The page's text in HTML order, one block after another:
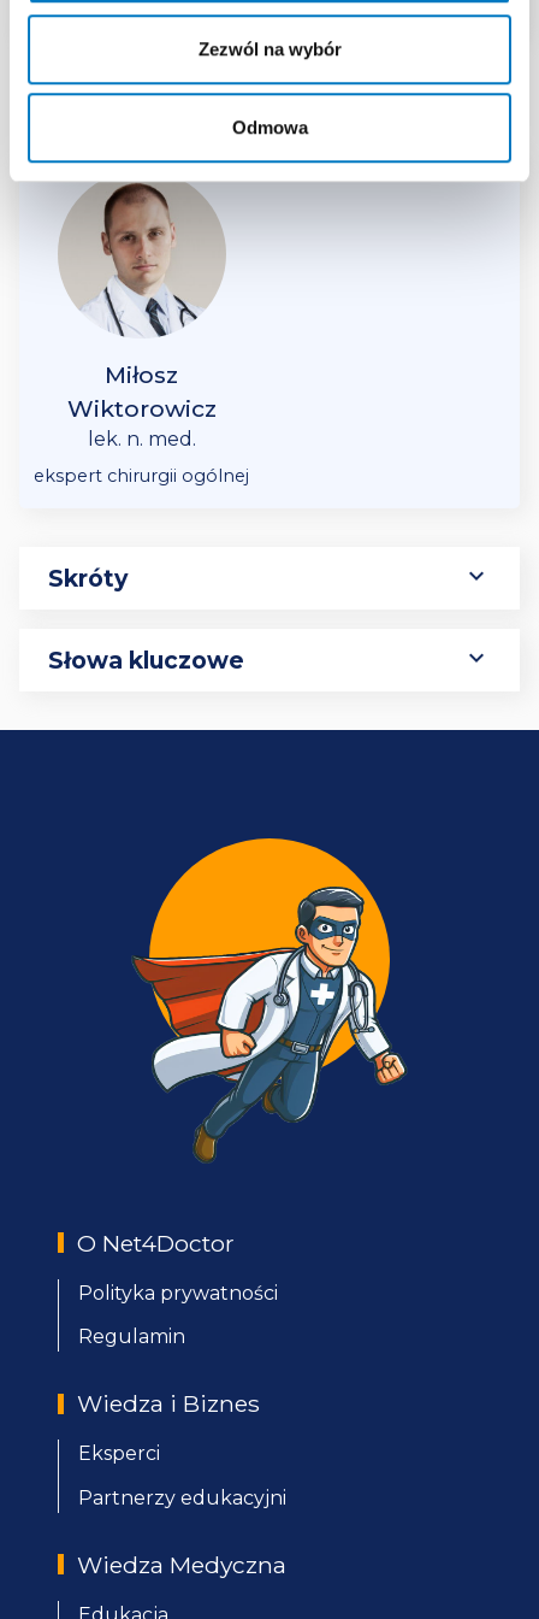
Zezwól na wybór
Odmowa
lock
Miłosz
Wiktorowicz
lek. n. med.
ekspert chirurgii ogólnej
Skróty expand_more
Słowa kluczowe expand_more
O Net4Doctor
Polityka prywatności
Regulamin
Wiedza i Biznes
Eksperci
Partnerzy edukacyjni
Wiedza Medyczna